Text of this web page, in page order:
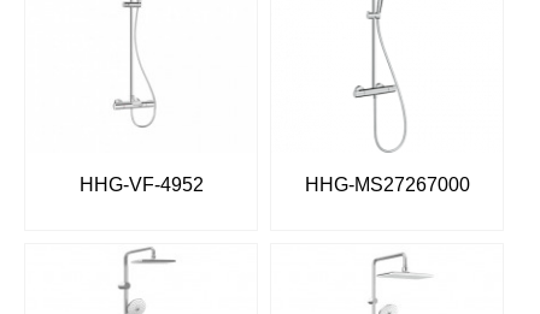
HHG-VF-4952 HHG-MS27267000